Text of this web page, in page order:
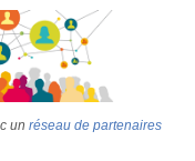
un réseau de partenaires